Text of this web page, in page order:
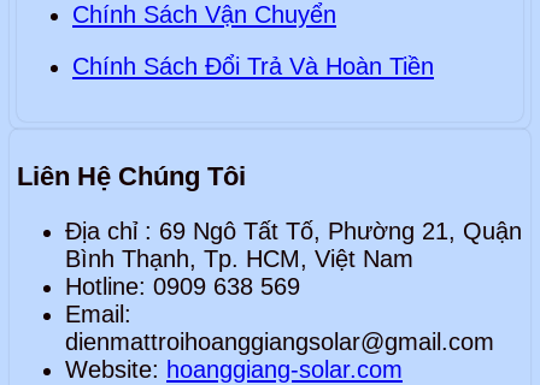
Chính Sách Vận Chuyển
Chính Sách Đổi Trả Và Hoàn Tiền
Liên Hệ Chúng Tôi
Địa chỉ : 69 Ngô Tất Tố, Phường 21, Quận
Bình Thạnh, Tp. HCM, Việt Nam
Hotline: 0909 638 569
Email:
dienmattroihoanggiangsolar@gmail.com
Website: hoanggiang-solar.com